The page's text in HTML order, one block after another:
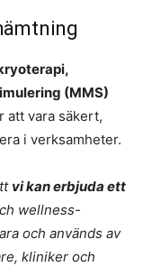
(MMS)
att vara säkert,
i verksamheter.
vi kan erbjuda ett
wellness-
och används av
kliniker och